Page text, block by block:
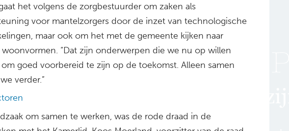
het volgens de zorgbestuurder om zaken als
voor mantelzorgers door de inzet van technologische
maar ook om het met de gemeente kijken naar
“Dat zijn onderwerpen die we nu op willen
goed voorbereid te zijn op de toekomst. Alleen samen
verder.”
om samen te werken, was de rode draad in de